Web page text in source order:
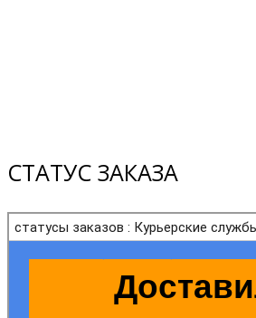
СТАТУС ЗАКАЗА